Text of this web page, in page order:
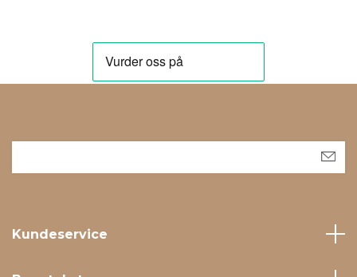
Kundeservice